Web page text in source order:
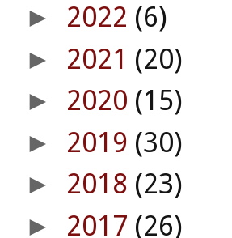
► 2022 (6)
► 2021 (20)
► 2020 (15)
► 2019 (30)
► 2018 (23)
► 2017 (26)